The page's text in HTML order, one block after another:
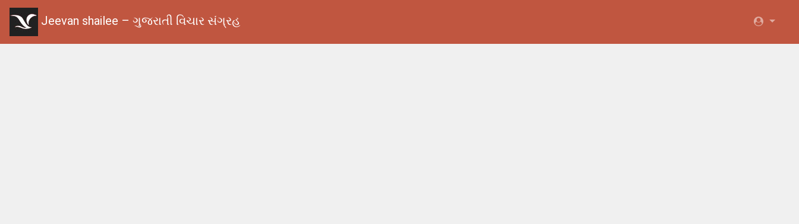
Jeevan shailee – ગુજરાતી વિચાર સંગ્રહ